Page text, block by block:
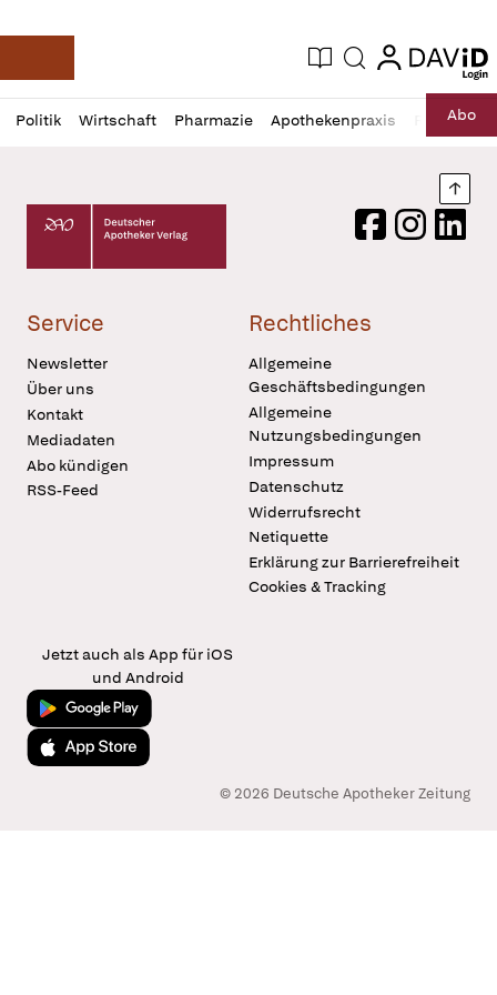
Deutsche Apotheker Zeitung
Aktuelle Ausgabe
Suche login
login
Politik Wirtschaft Pharmazie Apothekenpraxis RechtAbo
Profil
öffnen
Daz
Pur
Deutscher Apotheker Verlag Logo
FacebookInstagram
Service
Newsletter
Über uns
Kontakt
Mediadaten
Abo kündigen
RSS-Feed
Rechtliches
Allgemeine
Geschäftsbedingungen
Allgemeine
Nutzungsbedingungen
Impressum
Datenschutz
Widerrufsrecht
Netiquette
Erklärung zur Barrierefreiheit
Cookies & Tracking
Jetzt auch als App für iOS
und Android
Jetzt bei Google Play
Laden im App Store
© 2026 Deutsche Apotheker Zeitung